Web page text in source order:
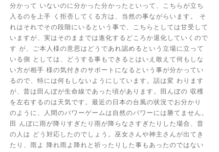
分かって いないのに分かった分かったといって、こちらが立ち
入るのを上手 く拒否してくる方は、当然の事ながらいます。 そ
れはそれでその段階にいるという事で、こちらとしては甘受して
いますが、実はそのままでは進化するどころか退化していくので
す が、ご本人様の意思はどうであれ認めるという立場に立って
いる側
としては、どうする事もできるとはいえ敢えて何もしな
い方が相手 様の気付きのサポートになるという事が分かってい
るので、特には何もしないようにしています。話は変 わります
が、昔は田んぼが生命線であった頃があります。田んぼの 収穫
を左右するのは天気です。最近の日本の台風の状況でお分かり
のように、人間のパワーゲームは自然のパワーには勝てません。
田
んぼに雨が降りすぎたり雨が降らなさすぎたりした場合、昔
の人は どう対応したのでしょう。巫女さんや神主さんが出てき
たり、雨よ 降れ雨よ降れと祈ったりした事もあったのではない